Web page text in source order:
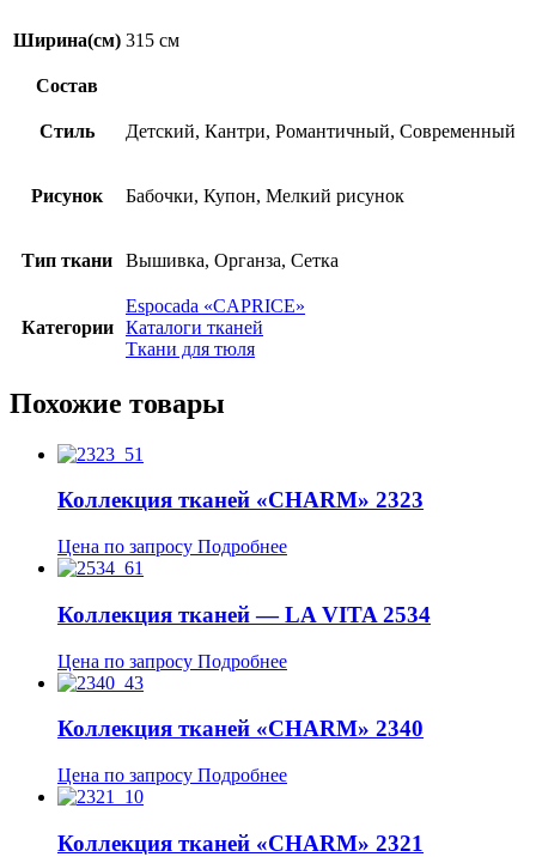
Ширина(см) 315 см
Состав
Стиль Детский, Кантри, Романтичный, Современный
Рисунок Бабочки, Купон, Мелкий рисунок
Тип ткани Вышивка, Органза, Сетка
Категории
Espocadа «CAPRICE»
Каталоги тканей
Ткани для тюля
Похожие товары
Коллекция тканей «CHARM» 2323
Цена по запросу Подробнее
Коллекция тканей — LA VITA 2534
Цена по запросу Подробнее
Коллекция тканей «CHARM» 2340
Цена по запросу Подробнее
Коллекция тканей «CHARM» 2321